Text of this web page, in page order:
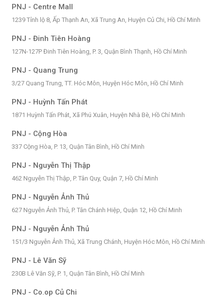
PNJ - Centre Mall
1239 Tỉnh lộ 8, Ấp Thạnh An, Xã Trung An, Huyện Củ Chi, Hồ Chí Minh
PNJ - Đinh Tiên Hoàng
127N-127P Đinh Tiên Hoàng, P. 3, Quận Bình Thạnh, Hồ Chí Minh
PNJ - Quang Trung
3/27 Quang Trung, TT. Hóc Môn, Huyện Hóc Môn, Hồ Chí Minh
PNJ - Huỳnh Tấn Phát
1871 Huỳnh Tấn Phát, Xã Phú Xuân, Huyện Nhà Bè, Hồ Chí Minh
PNJ - Cộng Hòa
337 Cộng Hòa, P. 13, Quận Tân Bình, Hồ Chí Minh
PNJ - Nguyễn Thị Thập
462 Nguyễn Thị Thập, P. Tân Quy, Quận 7, Hồ Chí Minh
PNJ - Nguyễn Ảnh Thủ
627 Nguyễn Ảnh Thủ, P. Tân Chánh Hiệp, Quận 12, Hồ Chí Minh
PNJ - Nguyễn Ảnh Thủ
151/3 Nguyễn Ảnh Thủ, Xã Trung Chánh, Huyện Hóc Môn, Hồ Chí Minh
PNJ - Lê Văn Sỹ
230B Lê Văn Sỹ, P. 1, Quận Tân Bình, Hồ Chí Minh
PNJ - Co.op Củ Chi